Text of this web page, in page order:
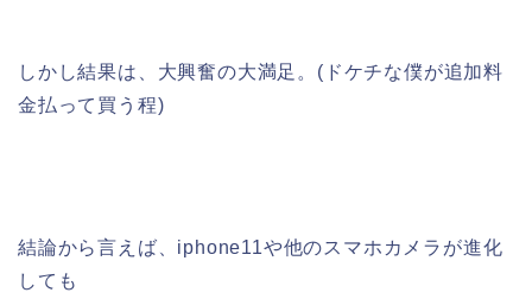
しかし結果は、大興奮の大満足。(ドケチな僕が追加料
金払って買う程)
結論から言えば、iphone11や他のスマホカメラが進化
しても